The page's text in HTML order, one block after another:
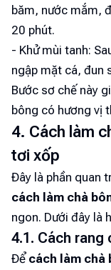
băm, nước mắm,
20 phút.
- Khử mùi tanh:
ngập mặt cá, đun
Bước sơ chế này
bông có hương vị
4. Cách làm
tơi xốp
Đây là phần quan
cách làm chà
ngon. Dưới đây là
4.1. Cách rang
Để cách làm chà